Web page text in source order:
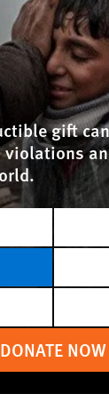
gift
violations
DONATE NOW